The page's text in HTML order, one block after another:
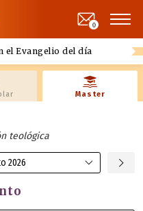
el Evangelio del día
0
Master
teológica
2026